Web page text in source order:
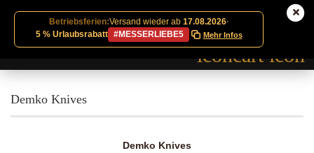
Betriebsferien:Versand wieder ab 17.08.2026·
5 % Urlaubsrabatt
#MESSERLIEBE5 Mehr Infos
Demko Knives
Demko Knives